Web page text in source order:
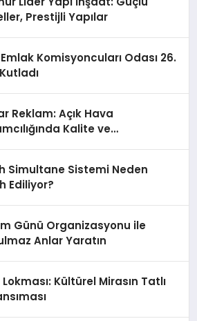
Prestijli Yapılar
Komisyoncuları Odası 26.
Kutladı
Reklam: Açık Hava
Kalite ve
Simultane Sistemi Neden
Ediliyor?
Günü Organizasyonu ile
Anlar Yaratın
Lokması: Kültürel Mirasın Tatlı